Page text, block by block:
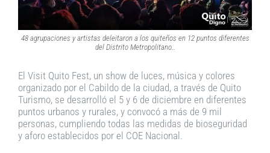
48 agrupaciones y artistas deleitaron a los quiteños en 12 puntos diferentes
del Distrito Metropolitano..
El Visit Quito Fest, un show de luces, música y colores
organizado por el Cabildo de la ciudad, a través de Quito
Turismo, se desarrolló el 5 y 6 de diciembre en diferentes
puntos urbanos y rurales, y convocó a más de 9 mil
personas, cumpliendo todas las medidas de bioseguridad
y aforo establecidos por el COE Nacional.